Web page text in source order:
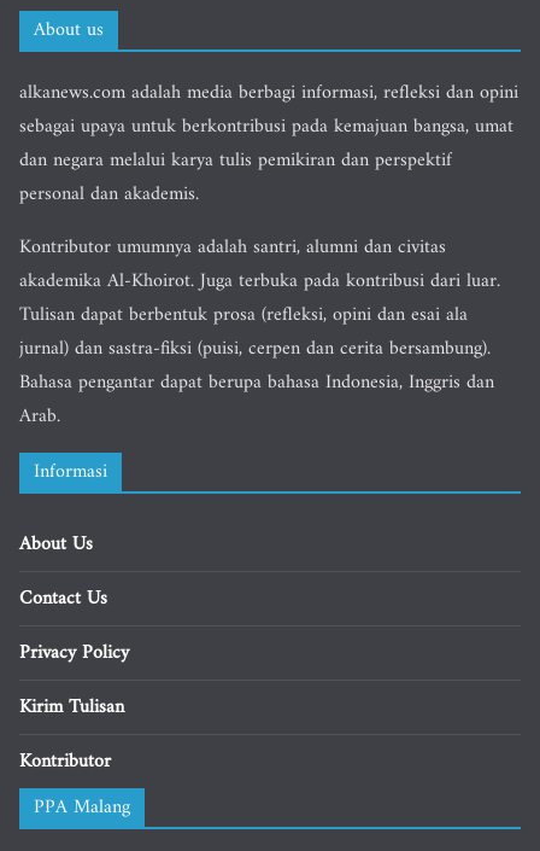
About us
alkanews.com adalah media berbagi informasi, refleksi dan opini
sebagai upaya untuk berkontribusi pada kemajuan bangsa, umat
dan negara melalui karya tulis pemikiran dan perspektif
personal dan akademis.
Kontributor umumnya adalah santri, alumni dan civitas
akademika Al-Khoirot. Juga terbuka pada kontribusi dari luar.
Tulisan dapat berbentuk prosa (refleksi, opini dan esai ala
jurnal) dan sastra-fiksi (puisi, cerpen dan cerita bersambung).
Bahasa pengantar dapat berupa bahasa Indonesia, Inggris dan
Arab.
Informasi
About Us
Contact Us
Privacy Policy
Kirim Tulisan
Kontributor
PPA Malang